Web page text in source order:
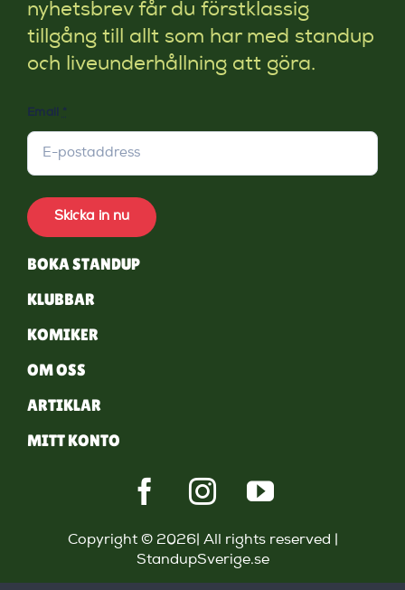
nyhetsbrev får du förstklassig
tillgång till allt som har med standup
och liveunderhållning att göra.
Email *
Skicka in nu
BOKA STANDUP
KLUBBAR
KOMIKER
OM OSS
ARTIKLAR
MITT KONTO
Copyright © 2026| All rights reserved |
StandupSverige.se